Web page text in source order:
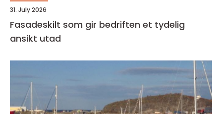
31. July 2026
Fasadeskilt som gir bedriften et tydelig
ansikt utad